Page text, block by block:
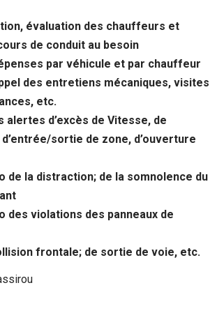
évaluation des chauffeurs et
de conduit au besoin
par véhicule et par chauffeur
des entretiens mécaniques, visites
etc.
alertes d’excès de Vitesse, de
sortie de zone, d’ouverture
de la distraction; de la somnolence du
des violations des panneaux de
frontale; de sortie de voie, etc.